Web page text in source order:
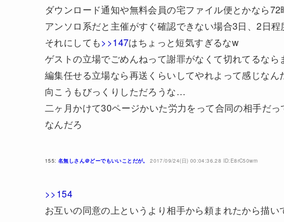
ダウンロード通知や無料会員の宅ファイル便とかなら72
アンソロ系だと主催がすぐ確認できない場合3日、2日
それにしても>>147はちょっと短気すぎるなw
ゲストの立場でごめんねって謝罪がなくて切れてるなら
編集任せる立場なら再送くらいしてやれよって感じなん
向こうもびっくりしただろうな…
二ヶ月かけて30ページかいた労力をって合同の相手だ
なんだろ
155: 名無しさん＠どーでもいいことだが。 2017/09/24(日) 00:04:36.28 ID:E8rC50wm
>>154
お互いの同意の上というより相手から頼まれたから描い